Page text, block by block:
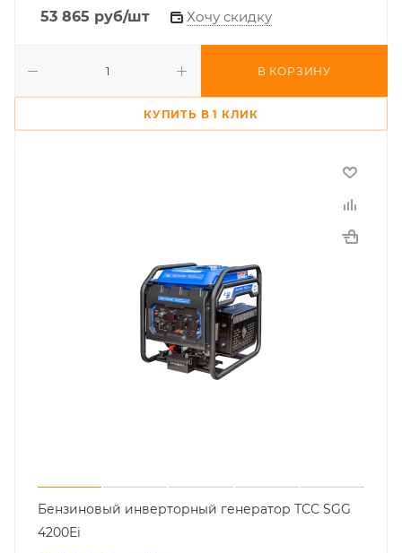
53 865 руб/шт Хочу скидку
В КОРЗИНУ
КУПИТЬ В 1 КЛИК
Бензиновый инверторный генератор ТСС SGG
4200Ei